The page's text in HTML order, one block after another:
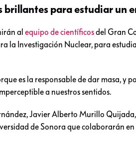
brillantes para estudiar un
alequipo de científicosdel Gran
la Investigación Nuclear, para
es la responsable de dar masa, y
a nuestros sentidos.
Javier Alberto Murillo
de Sonora que colaborarán